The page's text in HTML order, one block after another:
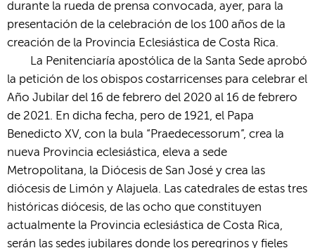
durante la rueda de prensa convocada, ayer, para la
presentación de la celebración de los 100 años de la
creación de la Provincia Eclesiástica de Costa Rica.
La Penitenciaría apostólica de la Santa Sede aprobó
la petición de los obispos costarricenses para celebrar el
Año Jubilar del 16 de febrero del 2020 al 16 de febrero
de 2021. En dicha fecha, pero de 1921, el Papa
Benedicto XV, con la bula “Praedecessorum”, crea la
nueva Provincia eclesiástica, eleva a sede
Metropolitana, la Diócesis de San José y crea las
diócesis de Limón y Alajuela. Las catedrales de estas tres
históricas diócesis, de las ocho que constituyen
actualmente la Provincia eclesiástica de Costa Rica,
serán las sedes jubilares donde los peregrinos y fieles